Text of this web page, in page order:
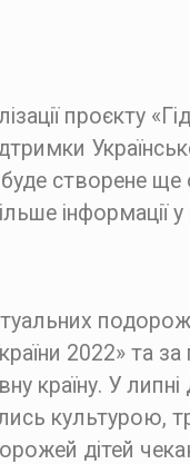
проєкту
створене
інформації
2022» та за
країну. У липні
культурою,
дітей